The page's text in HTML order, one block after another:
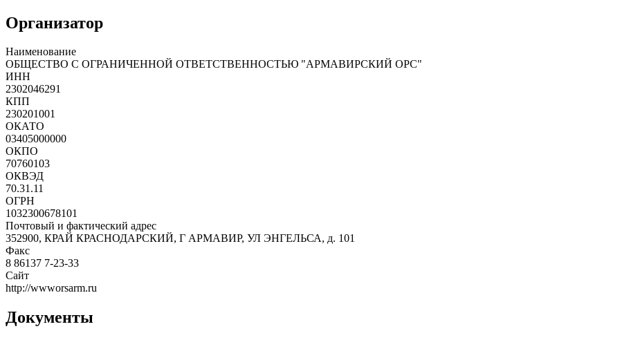
Организатор
Наименование
ОБЩЕСТВО С ОГРАНИЧЕННОЙ ОТВЕТСТВЕННОСТЬЮ "АРМАВИРСКИЙ ОРС"
ИНН
2302046291
КПП
230201001
ОКАТО
03405000000
ОКПО
70760103
ОКВЭД
70.31.11
ОГРН
1032300678101
Почтовый и фактический адрес
352900, КРАЙ КРАСНОДАРСКИЙ, Г АРМАВИР, УЛ ЭНГЕЛЬСА, д. 101
Факс
8 86137 7-23-33
Сайт
http://wwworsarm.ru
Документы